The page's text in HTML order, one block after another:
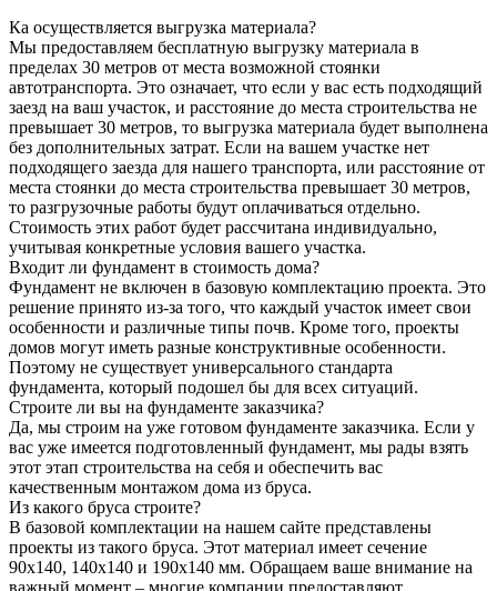
Ка осуществляется выгрузка материала?
Мы предоставляем бесплатную выгрузку материала в
пределах 30 метров от места возможной стоянки
автотранспорта. Это означает, что если у вас есть подходящий
заезд на ваш участок, и расстояние до места строительства не
превышает 30 метров, то выгрузка материала будет выполнена
без дополнительных затрат. Если на вашем участке нет
подходящего заезда для нашего транспорта, или расстояние от
места стоянки до места строительства превышает 30 метров,
то разгрузочные работы будут оплачиваться отдельно.
Стоимость этих работ будет рассчитана индивидуально,
учитывая конкретные условия вашего участка.
Входит ли фундамент в стоимость дома?
Фундамент не включен в базовую комплектацию проекта. Это
решение принято из-за того, что каждый участок имеет свои
особенности и различные типы почв. Кроме того, проекты
домов могут иметь разные конструктивные особенности.
Поэтому не существует универсального стандарта
фундамента, который подошел бы для всех ситуаций.
Строите ли вы на фундаменте заказчика?
Да, мы строим на уже готовом фундаменте заказчика. Если у
вас уже имеется подготовленный фундамент, мы рады взять
этот этап строительства на себя и обеспечить вас
качественным монтажом дома из бруса.
Из какого бруса строите?
В базовой комплектации на нашем сайте представлены
проекты из такого бруса. Этот материал имеет сечение
90x140, 140x140 и 190x140 мм. Обращаем ваше внимание на
важный момент – многие компании предоставляют